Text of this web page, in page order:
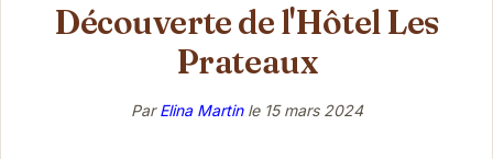
Découverte de l'Hôtel Les
Prateaux
ParElina Martinle 15 mars 2024